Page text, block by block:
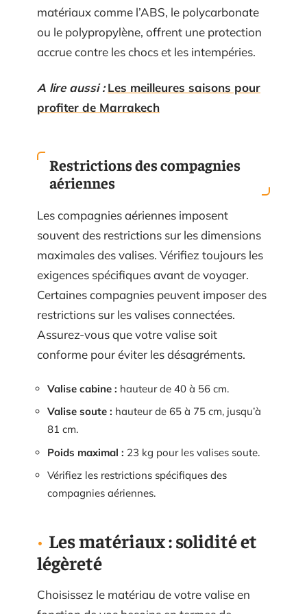
matériaux comme l’ABS, le polycarbonate
ou le polypropylène, offrent une protection
accrue contre les chocs et les intempéries.
A lire aussi : Les meilleures saisons pour
profiter de Marrakech
Restrictions des compagnies
aériennes
Les compagnies aériennes imposent
souvent des restrictions sur les dimensions
maximales des valises. Vérifiez toujours les
exigences spécifiques avant de voyager.
Certaines compagnies peuvent imposer des
restrictions sur les valises connectées.
Assurez-vous que votre valise soit
conforme pour éviter les désagréments.
Valise cabine : hauteur de 40 à 56 cm.
Valise soute : hauteur de 65 à 75 cm, jusqu’à
81 cm.
Poids maximal : 23 kg pour les valises soute.
Vérifiez les restrictions spécifiques des
compagnies aériennes.
Les matériaux : solidité et
légèreté
Choisissez le matériau de votre valise en